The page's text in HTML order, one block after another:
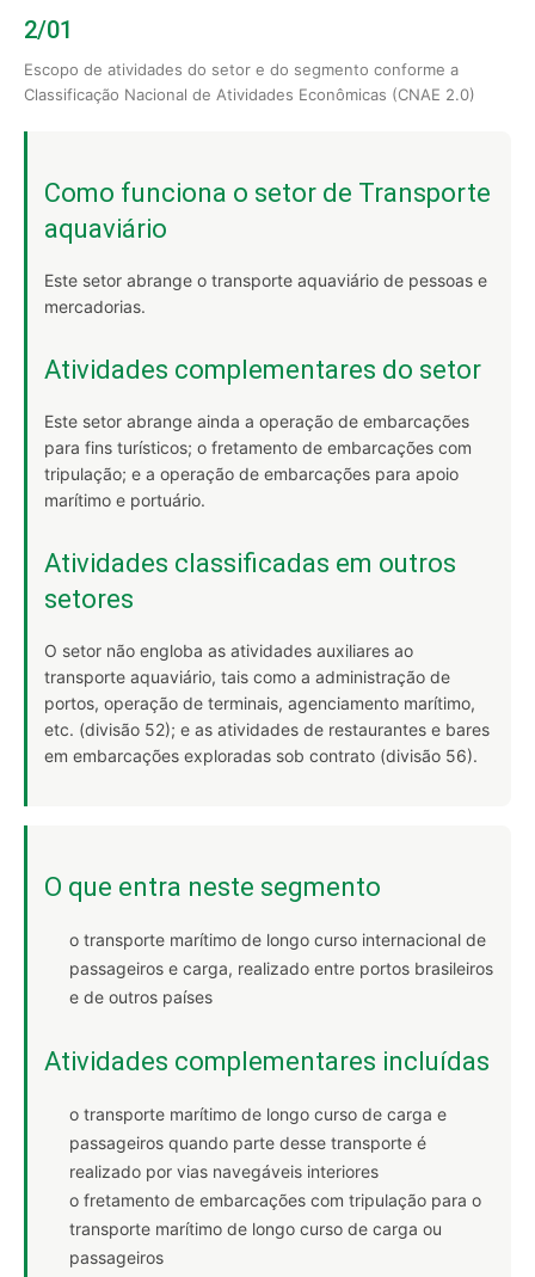
2/01
Escopo de atividades do setor e do segmento conforme a
Classificação Nacional de Atividades Econômicas (CNAE 2.0)
Como funciona o setor de Transporte
aquaviário
Este setor abrange o transporte aquaviário de pessoas e
mercadorias.
Atividades complementares do setor
Este setor abrange ainda a operação de embarcações
para fins turísticos; o fretamento de embarcações com
tripulação; e a operação de embarcações para apoio
marítimo e portuário.
Atividades classificadas em outros
setores
O setor não engloba as atividades auxiliares ao
transporte aquaviário, tais como a administração de
portos, operação de terminais, agenciamento marítimo,
etc. (divisão 52); e as atividades de restaurantes e bares
em embarcações exploradas sob contrato (divisão 56).
O que entra neste segmento
o transporte marítimo de longo curso internacional de
passageiros e carga, realizado entre portos brasileiros
e de outros países
Atividades complementares incluídas
o transporte marítimo de longo curso de carga e
passageiros quando parte desse transporte é
realizado por vias navegáveis interiores
o fretamento de embarcações com tripulação para o
transporte marítimo de longo curso de carga ou
passageiros